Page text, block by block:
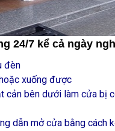
24/7 kể cả ngày
đèn
xuống được
bên dưới làm cửa bị
dẫn mở cửa bằng cách